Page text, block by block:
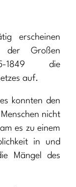
erscheinen
der Großen
die
auf.
konnten den
nicht
es zu einem
in und
Mängel des